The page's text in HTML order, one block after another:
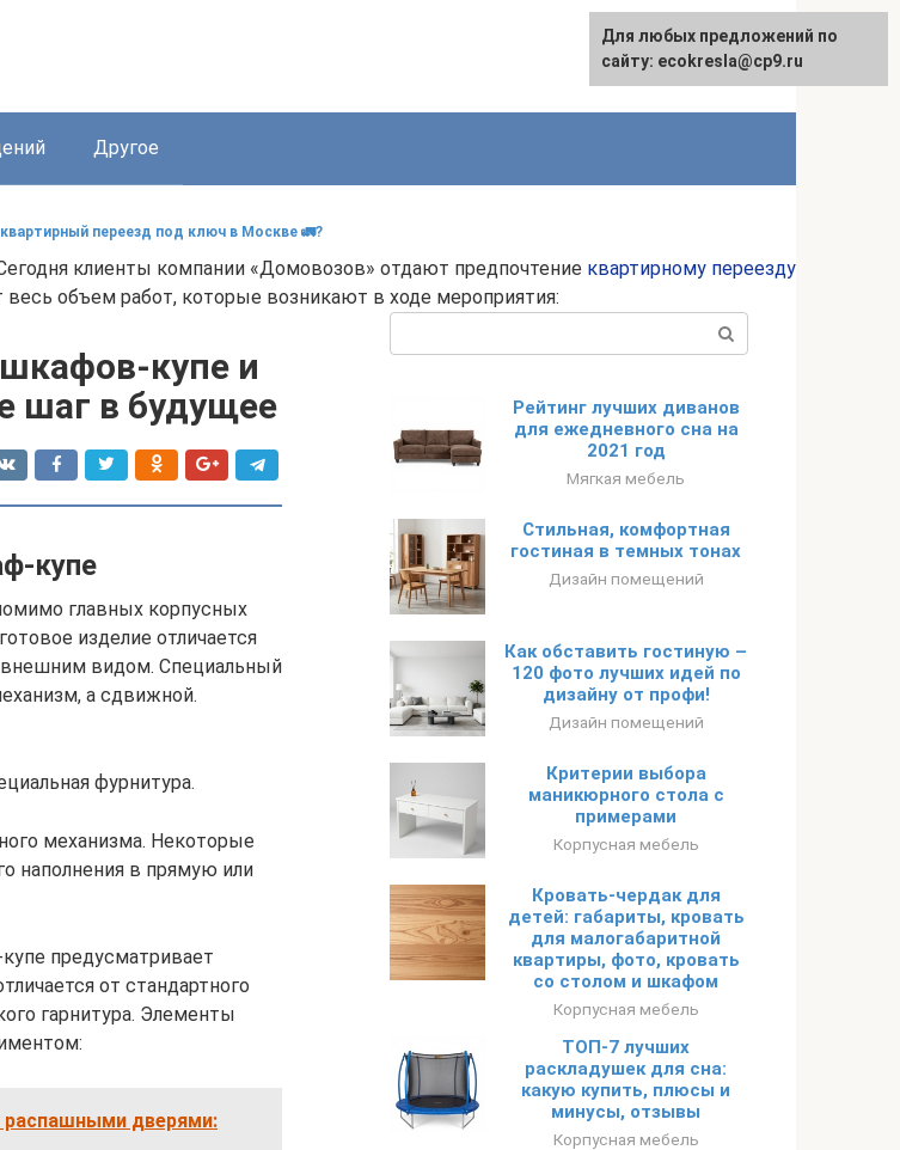
Другое
переезд под ключ в Москве 🚛?
клиенты компании «Домовозов» отдают предпочтение квартирному переезду
весь объем работ, которые возникают в ходе мероприятия:
купе и
шаг в будущее
купе
главных корпусных
изделие отличается
видом. Специальный
а сдвижной.
фурнитура.
механизма. Некоторые
наполнения в прямую или
предусматривает
от стандартного
гарнитура. Элементы
распашными дверями:
Рейтинг лучших диванов
для ежедневного сна на
2021 год
Мягкая мебель
Стильная, комфортная
гостиная в темных тонах
Дизайн помещений
Как обставить гостиную –
120 фото лучших идей по
дизайну от профи!
Дизайн помещений
Критерии выбора
маникюрного стола с
примерами
Корпусная мебель
Кровать-чердак для
детей: габариты, кровать
для малогабаритной
квартиры, фото, кровать
со столом и шкафом
Корпусная мебель
ТОП-7 лучших
раскладушек для сна:
какую купить, плюсы и
минусы, отзывы
Корпусная мебель
Для любых предложений по
сайту: ecokresla@cp9.ru